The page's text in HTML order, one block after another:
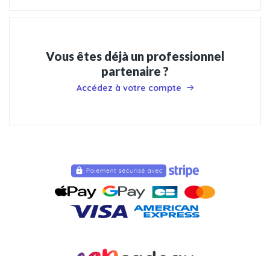
Vous êtes déjà un professionnel
partenaire ?
Accédez à votre compte